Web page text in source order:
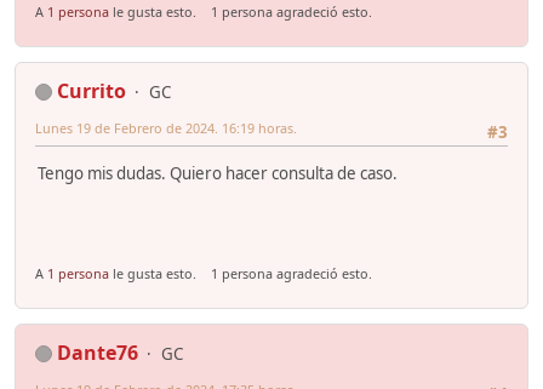
A 1 persona le gusta esto. 1 persona agradeció esto.
Currito
GC
#3
Lunes 19 de Febrero de 2024. 16:19 horas.
Tengo mis dudas. Quiero hacer consulta de caso.
A 1 persona le gusta esto. 1 persona agradeció esto.
Dante76
GC